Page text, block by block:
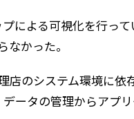
による可視化を行っ
かった。
のシステム環境に
ータの管理からアプ